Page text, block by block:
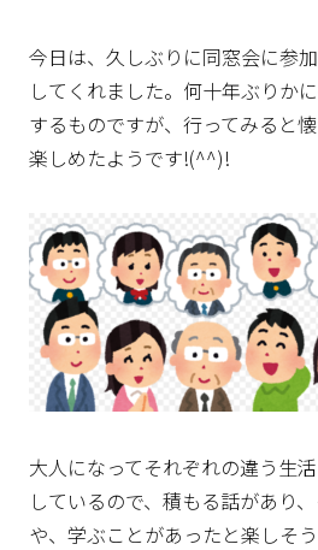
今日は、久しぶりに同窓会に参
してくれました。何十年ぶりか
するものですが、行ってみると
楽しめたようです!(^^)!
大人になってそれぞれの違う生
しているので、積もる話があり
や、学ぶことがあったと楽しそ